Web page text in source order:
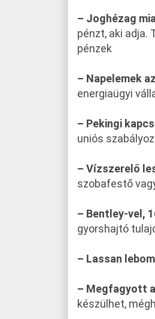
– Joghézag
pénzt, aki adja.
pénzek
– Napelemek
energiaügyi
– Pekingi
uniós
– Vízszerelő
szobafestő
– Bentley-vel,
gyorshajtó
– Lassan
– Megfagyott
készülhet,